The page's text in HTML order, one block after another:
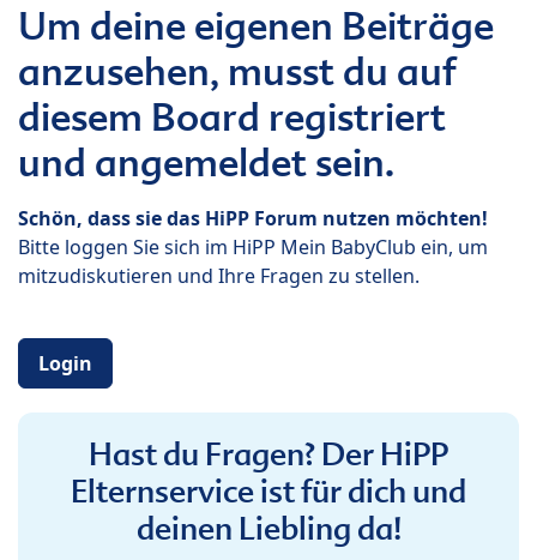
Um deine eigenen Beiträge
anzusehen, musst du auf
diesem Board registriert
und angemeldet sein.
Schön, dass sie das HiPP Forum nutzen möchten!
Bitte loggen Sie sich im HiPP Mein BabyClub ein, um
mitzudiskutieren und Ihre Fragen zu stellen.
Login
Hast du Fragen? Der HiPP
Elternservice ist für dich und
deinen Liebling da!